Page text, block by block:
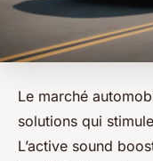
Le marché
solutions qui
L’active sound